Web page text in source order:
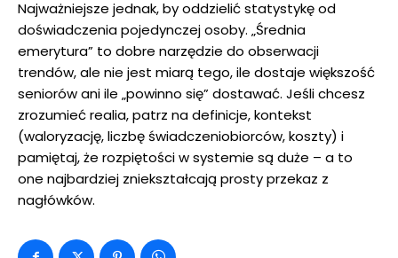
Najważniejsze jednak, by oddzielić statystykę od
doświadczenia pojedynczej osoby. „Średnia
emerytura” to dobre narzędzie do obserwacji
trendów, ale nie jest miarą tego, ile dostaje większość
seniorów ani ile „powinno się” dostawać. Jeśli chcesz
zrozumieć realia, patrz na definicje, kontekst
(waloryzację, liczbę świadczeniobiorców, koszty) i
pamiętaj, że rozpiętości w systemie są duże – a to
one najbardziej zniekształcają prosty przekaz z
nagłówków.